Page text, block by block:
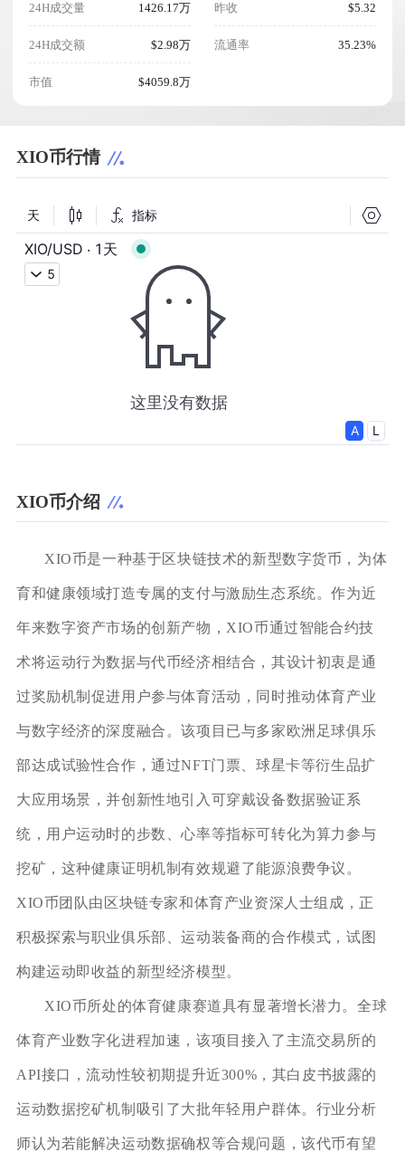
24H成交量 1426.17万
24H成交额 $2.98万
市值 $4059.8万
昨收 $5.32
流通率 35.23%
XIO币行情
XIO币介绍
XIO币是一种基于区块链技术的新型数字货币，为体
育和健康领域打造专属的支付与激励生态系统。作为近
年来数字资产市场的创新产物，XIO币通过智能合约技
术将运动行为数据与代币经济相结合，其设计初衷是通
过奖励机制促进用户参与体育活动，同时推动体育产业
与数字经济的深度融合。该项目已与多家欧洲足球俱乐
部达成试验性合作，通过NFT门票、球星卡等衍生品扩
大应用场景，并创新性地引入可穿戴设备数据验证系
统，用户运动时的步数、心率等指标可转化为算力参与
挖矿，这种健康证明机制有效规避了能源浪费争议。
XIO币团队由区块链专家和体育产业资深人士组成，正
积极探索与职业俱乐部、运动装备商的合作模式，试图
构建运动即收益的新型经济模型。
XIO币所处的体育健康赛道具有显著增长潜力。全球
体育产业数字化进程加速，该项目接入了主流交易所的
API接口，流动性较初期提升近300%，其白皮书披露的
运动数据挖矿机制吸引了大批年轻用户群体。行业分析
师认为若能解决运动数据确权等合规问题，该代币有望